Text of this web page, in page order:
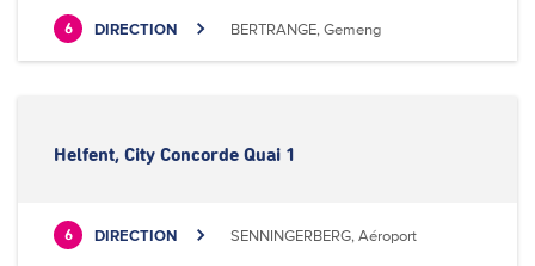
6 DIRECTION BERTRANGE, Gemeng
Helfent, City Concorde Quai 1
6 DIRECTION SENNINGERBERG, Aéroport